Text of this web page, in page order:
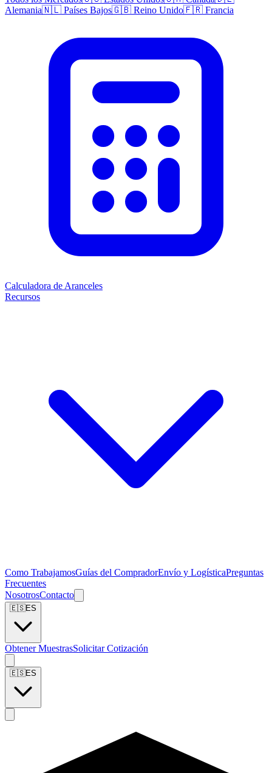
Alemania🇳🇱 Países Bajos🇬🇧 Reino Unido🇫🇷 Francia
Calculadora de Aranceles
Recursos
Como TrabajamosGuías del CompradorEnvío y LogísticaPreguntas
Frecuentes
NosotrosContacto
🇪🇸ES
Obtener MuestrasSolicitar Cotización
🇪🇸ES